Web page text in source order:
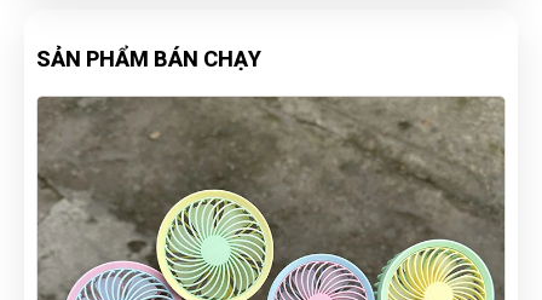
SẢN PHẨM BÁN CHẠY